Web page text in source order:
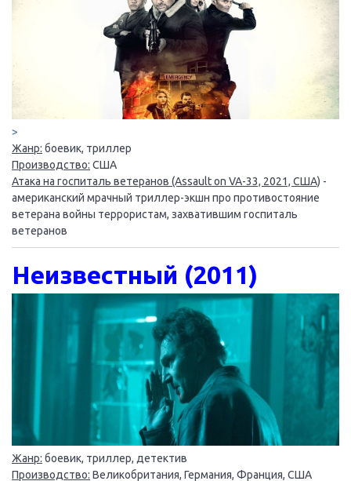
>
Жанр: боевик, триллер
Производство: США
Атака на госпиталь ветеранов (Assault on VA-33, 2021, США) -
американский мрачный триллер-экшн про противостояние
ветерана войны террористам, захватившим госпиталь
ветеранов
Неизвестный (2011)
Жанр: боевик, триллер, детектив
Производство: Великобритания, Германия, Франция, США